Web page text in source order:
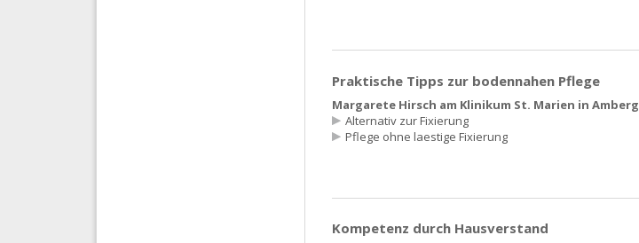
Praktische Tipps zur bodennahen Pflege
Margarete Hirsch am Klinikum St. Marien in Amberg
Alternativ zur Fixierung
Pflege ohne laestige Fixierung
Kompetenz durch Hausverstand